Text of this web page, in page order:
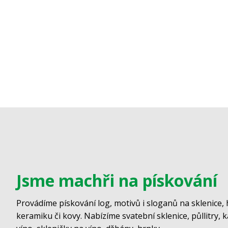
Jsme machři na pískování
Provádíme pískování log, motivů i sloganů na sklenice,
keramiku či kovy. Nabízíme svatební sklenice, půllitry,